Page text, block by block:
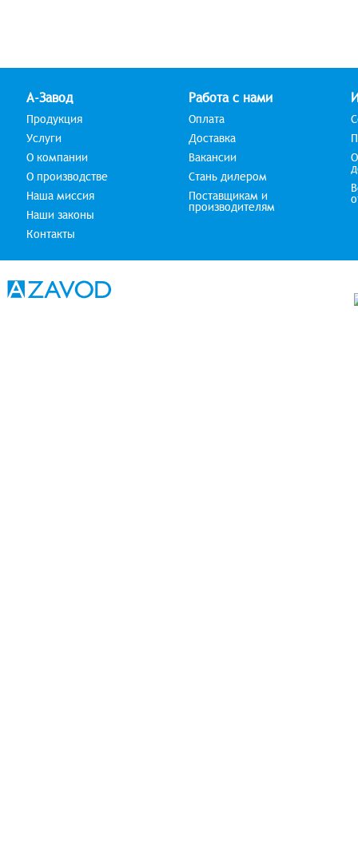
А-Завод
Продукция
Услуги
О компании
О производстве
Наша миссия
Наши законы
Контакты
Работа с нами
Оплата
Доставка
Вакансии
Стань дилером
Поставщикам и
производителям